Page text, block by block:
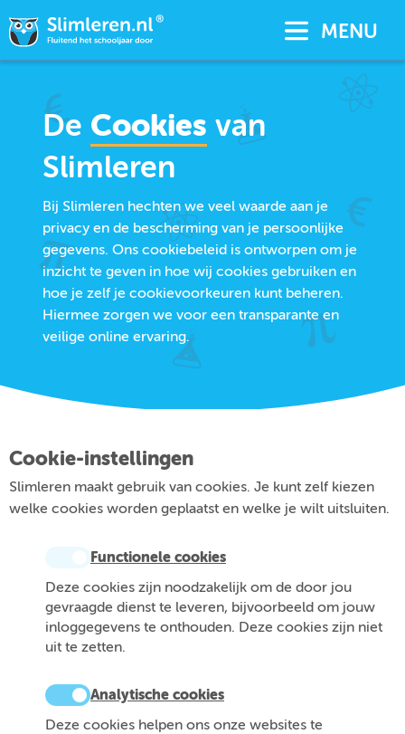
MENU
De Cookies van
Slimleren
Bij Slimleren hechten we veel waarde aan je
privacy en de bescherming van je persoonlijke
gegevens. Ons cookiebeleid is ontworpen om je
inzicht te geven in hoe wij cookies gebruiken en
hoe je zelf je cookievoorkeuren kunt beheren.
Hiermee zorgen we voor een transparante en
veilige online ervaring.
Cookie-instellingen
Slimleren maakt gebruik van cookies. Je kunt zelf kiezen
welke cookies worden geplaatst en welke je wilt uitsluiten.
Functionele cookies
Deze cookies zijn noodzakelijk om de door jou
gevraagde dienst te leveren, bijvoorbeeld om jouw
inloggegevens te onthouden. Deze cookies zijn niet
uit te zetten.
Analytische cookies
Deze cookies helpen ons onze websites te